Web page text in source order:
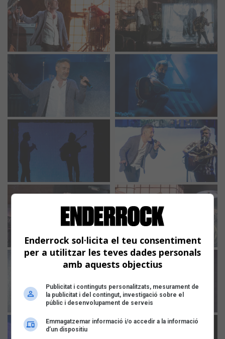
Enderrock sol·licita el teu consentiment
per a utilitzar les teves dades personals
amb aquests objectius
Publicitat i continguts personalitzats, mesurament de
la publicitat i del contingut, investigació sobre el
públic i desenvolupament de serveis
Emmagatzemar informació i/o accedir a la informació
d’un dispositiu